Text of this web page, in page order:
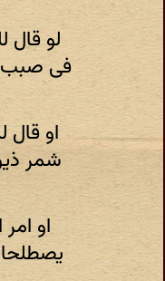
لو
فی صبب
او
شمر
او امر